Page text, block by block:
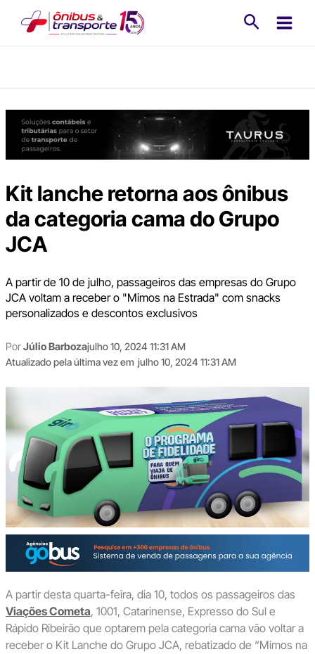
Kit lanche retorna aos ônibus
da categoria cama do Grupo
JCA
A partir de 10 de julho, passageiros das empresas do Grupo
JCA voltam a receber o "Mimos na Estrada" com snacks
personalizados e descontos exclusivos
PorJúlio Barbozajulho 10, 2024 11:31 AM
Atualizado pela última vez em julho 10, 2024 11:31 AM
A partir desta quarta-feira, dia 10, todos os passageiros das
Viações Cometa, 1001, Catarinense, Expresso do Sul e
Rápido Ribeirão que optarem pela categoria cama vão voltar a
receber o Kit Lanche do Grupo JCA, rebatizado de “Mimos na